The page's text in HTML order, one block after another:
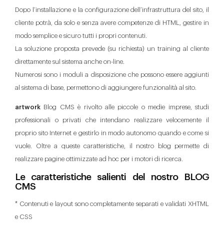
Dopo l’installazione e la configurazione dell’infrastruttura del sito, il
cliente potrà, da solo e senza avere competenze di HTML, gestire in
modo semplice e sicuro tutti i propri contenuti.
La soluzione proposta prevede (su richiesta) un training al cliente
direttamente sul sistema anche on-line.
Numerosi sono i moduli a disposizione che possono essere aggiunti
al sistema di base, permettono di aggiungere funzionalità al sito.
artwork Blog CMS è rivolto alle piccole o medie imprese, studi
professionali o privati che intendano realizzare velocemente il
proprio sito Internet e gestirlo in modo autonomo quando e come si
vuole. Oltre a queste caratteristiche, il nostro blog permette di
realizzare pagine ottimizzate ad hoc per i motori di ricerca.
Le caratteristiche salienti del nostro BLOG
CMS
* Contenuti e layout sono completamente separati e validati XHTML
e CSS